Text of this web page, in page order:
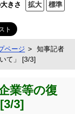
きさ 拡大 標準
ページ
知事記者
て」 [3/3]
業等の復
3]